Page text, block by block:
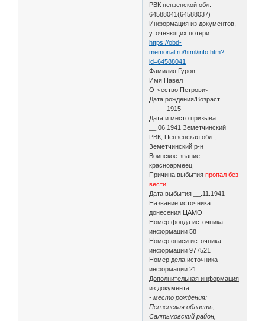
РВК пензенской обл.
64588041(64588037)
Информация из документов,
уточняющих потери
https://obd-
memorial.ru/html/info.htm?
id=64588041
Фамилия Гуров
Имя Павел
Отчество Петрович
Дата рождения/Возраст
__.__.1915
Дата и место призыва
__.06.1941 Земетчинский
РВК, Пензенская обл.,
Земетчинский р-н
Воинское звание
красноармеец
Причина выбытияпропал без
вести
Дата выбытия __.11.1941
Название источника
донесения ЦАМО
Номер фонда источника
информации 58
Номер описи источника
информации 977521
Номер дела источника
информации 21
Дополнительная информация
из документа:
- место рождения:
Пензенская область,
Салтыковский район,